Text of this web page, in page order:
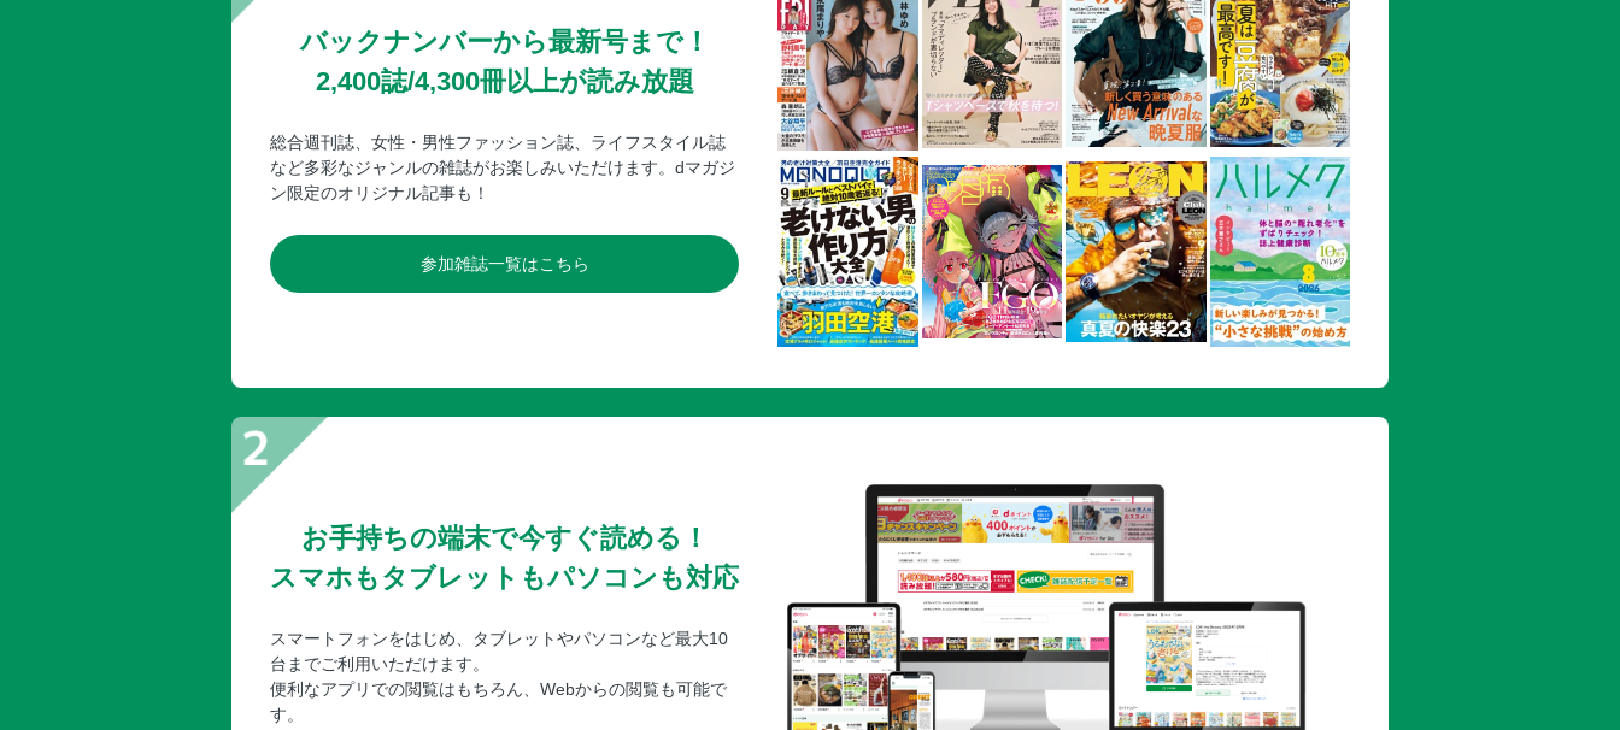
バックナンバーから最新号まで！
2,400誌/4,300冊以上が読み放題
総合週刊誌、女性・男性ファッション誌、ライフスタイル誌
など多彩なジャンルの雑誌がお楽しみいただけます。dマガジ
ン限定のオリジナル記事も！
参加雑誌一覧はこちら
お手持ちの端末で今すぐ読める！
スマホもタブレットもパソコンも対応
スマートフォンをはじめ、タブレットやパソコンなど最大10
台までご利用いただけます。
便利なアプリでの閲覧はもちろん、Webからの閲覧も可能で
す。